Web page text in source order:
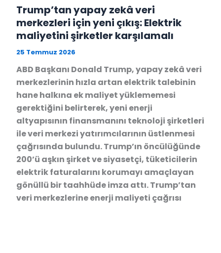
Trump’tan yapay zekâ veri
merkezleri için yeni çıkış: Elektrik
maliyetini şirketler karşılamalı
25 Temmuz 2026
ABD Başkanı Donald Trump, yapay zekâ veri
merkezlerinin hızla artan elektrik talebinin
hane halkına ek maliyet yüklememesi
gerektiğini belirterek, yeni enerji
altyapısının finansmanını teknoloji şirketleri
ile veri merkezi yatırımcılarının üstlenmesi
çağrısında bulundu. Trump’ın öncülüğünde
200’ü aşkın şirket ve siyasetçi, tüketicilerin
elektrik faturalarını korumayı amaçlayan
gönüllü bir taahhüde imza attı. Trump’tan
veri merkezlerine enerji maliyeti çağrısı